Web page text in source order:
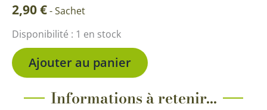
2,90€-Sachet
Disponibilité : 1 en stock
quantité
Lupin
Polyphylle
de
varié
Ajouter au panier
Informations à retenir...